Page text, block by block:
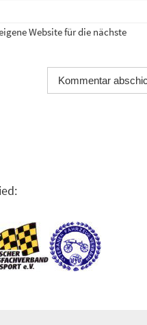
Website für die nächste